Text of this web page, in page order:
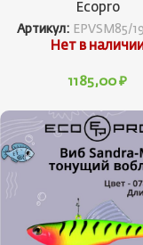
Ecopro
Артикул: EPVSM85/
Нет в
1185,00 ₽